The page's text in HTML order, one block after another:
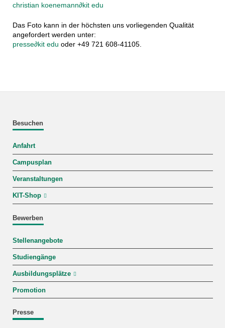
christian koenemann∂kit edu
Das Foto kann in der höchsten uns vorliegenden Qualität
angefordert werden unter:
presse∂kit edu oder +49 721 608-41105.
Besuchen
Anfahrt
Campusplan
Veranstaltungen
KIT-Shop
Bewerben
Stellenangebote
Studiengänge
Ausbildungsplätze
Promotion
Presse